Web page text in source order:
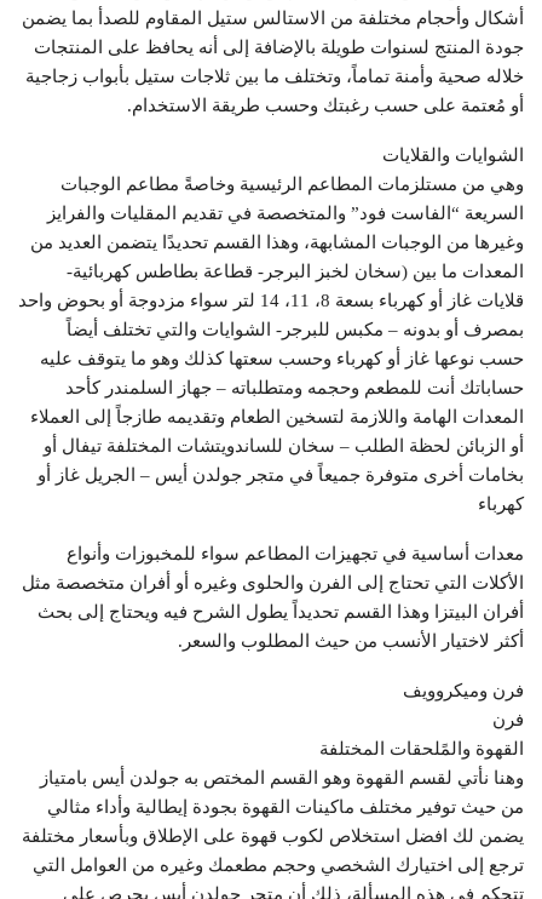
أشكال وأحجام مختلفة من الاستالس ستيل المقاوم للصدأ بما يضمن
جودة المنتج لسنوات طويلة بالإضافة إلى أنه يحافظ على المنتجات
خلاله صحية وأمنة تماماً، وتختلف ما بين ثلاجات ستيل بأبواب زجاجية
أو مُعتمة على حسب رغبتك وحسب طريقة الاستخدام.
الشوايات والقلايات
وهي من مستلزمات المطاعم الرئيسية وخاصةً مطاعم الوجبات
السريعة “الفاست فود” والمتخصصة في تقديم المقليات والفرايز
وغيرها من الوجبات المشابهة، وهذا القسم تحديدًا يتضمن العديد من
المعدات ما بين (سخان لخبز البرجر- قطاعة بطاطس كهربائية-
قلايات غاز أو كهرباء بسعة 8، 11، 14 لتر سواء مزدوجة أو بحوض واحد
بمصرف أو بدونه – مكبس للبرجر- الشوايات والتي تختلف أيضاً
حسب نوعها غاز أو كهرباء وحسب سعتها كذلك وهو ما يتوقف عليه
حساباتك أنت للمطعم وحجمه ومتطلباته – جهاز السلمندر كأحد
المعدات الهامة واللازمة لتسخين الطعام وتقديمه طازجاً إلى العملاء
أو الزبائن لحظة الطلب – سخان للساندويتشات المختلفة تيفال أو
بخامات أخرى متوفرة جميعاً في متجر جولدن أيس – الجريل غاز أو
كهرباء
معدات أساسية في تجهيزات المطاعم سواء للمخبوزات وأنواع
الأكلات التي تحتاج إلى الفرن والحلوى وغيره أو أفران متخصصة مثل
أفران البيتزا وهذا القسم تحديداً يطول الشرح فيه ويحتاج إلى بحث
أكثر لاختيار الأنسب من حيث المطلوب والسعر.
فرن وميكروويف
فرن
القهوة والمًلحقات المختلفة
وهنا نأتي لقسم القهوة وهو القسم المختص به جولدن أيس بامتياز
من حيث توفير مختلف ماكينات القهوة بجودة إيطالية وأداء مثالي
يضمن لك افضل استخلاص لكوب قهوة على الإطلاق وبأسعار مختلفة
ترجع إلى اختيارك الشخصي وحجم مطعمك وغيره من العوامل التي
تتحكم في هذه المسألة، ذلك أن متجر جولدن أيس يحرص على